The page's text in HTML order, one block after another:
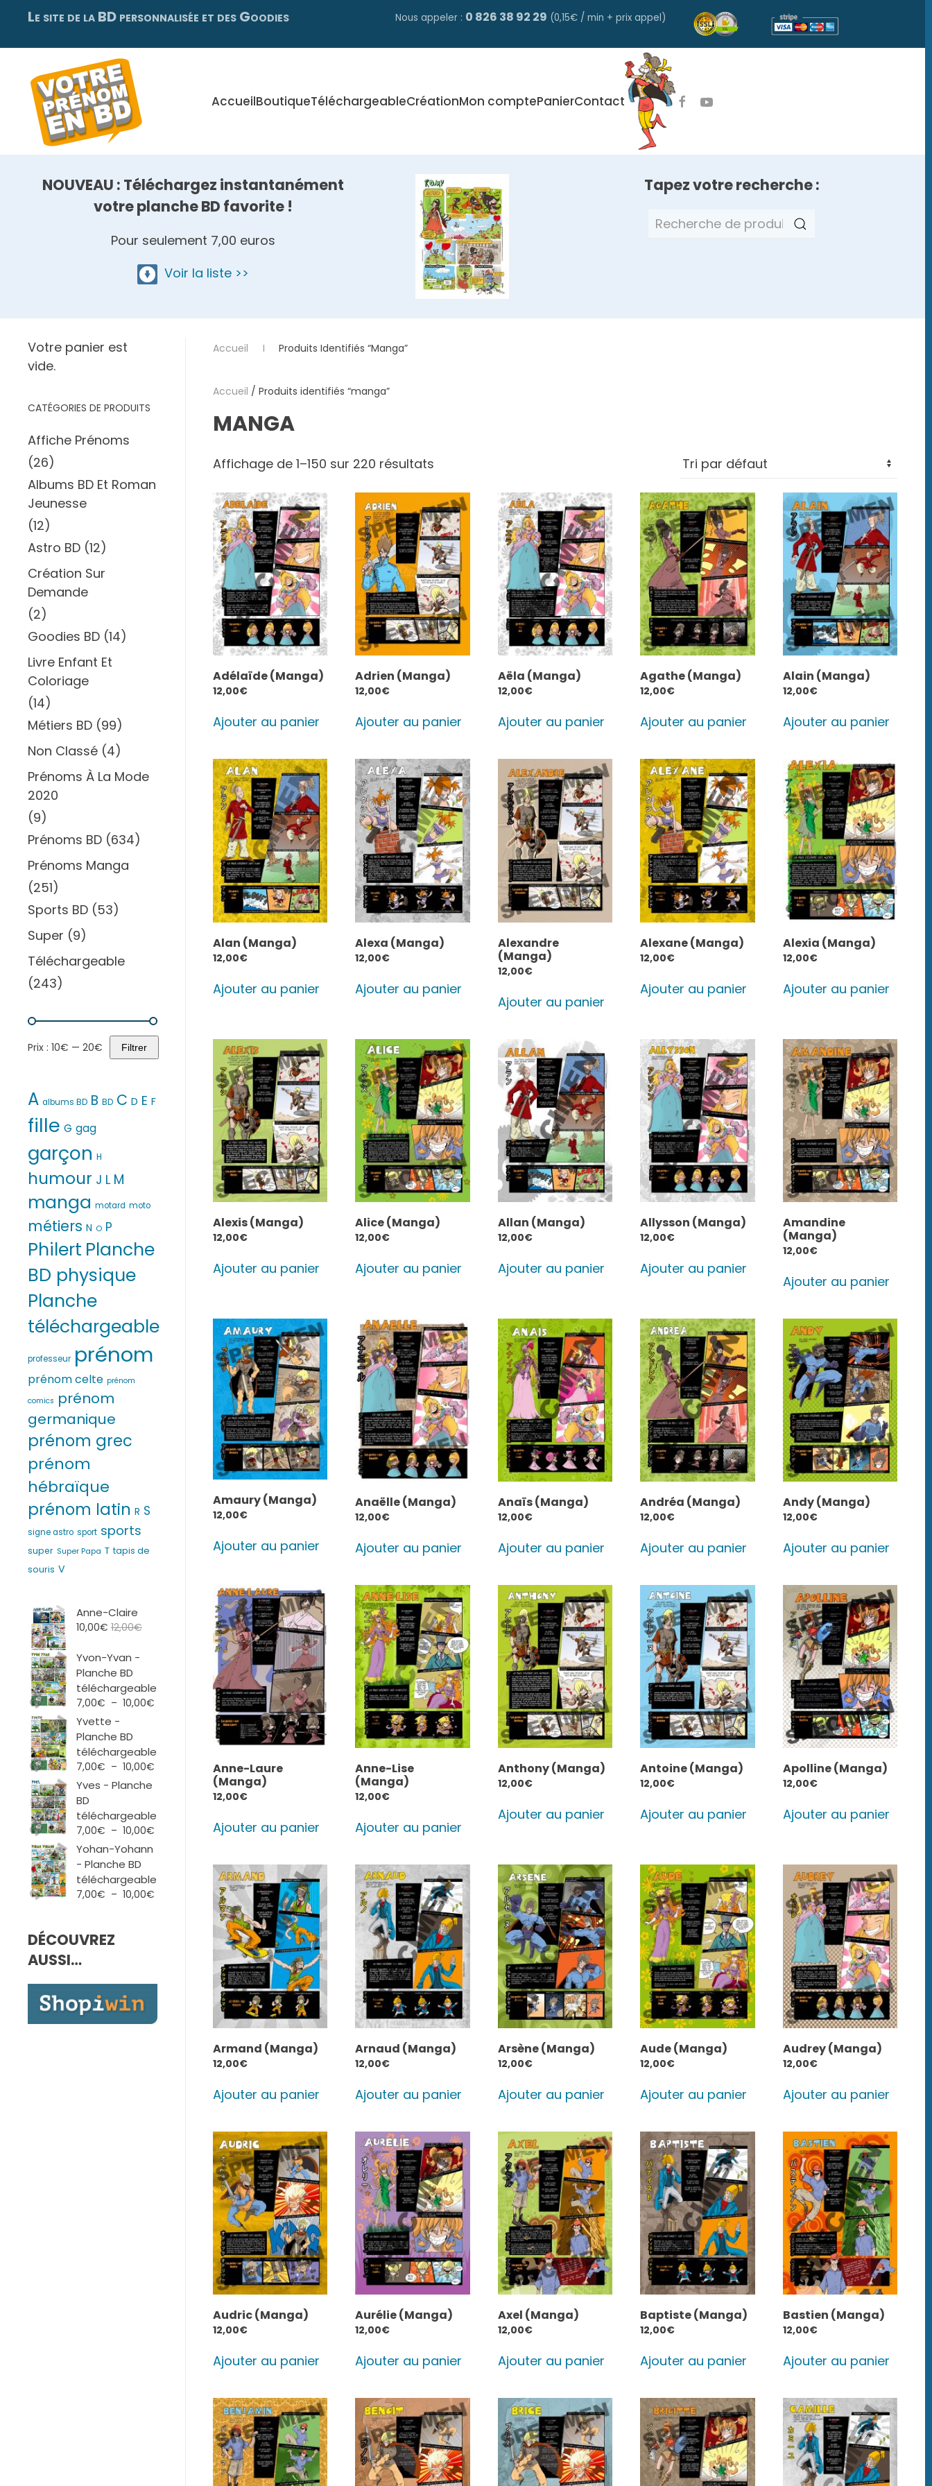
Skip
main
content
Le site de la BD personnalisée et des Goodies Nous appeler : 0 826 38 92 29 (0,15€ / min + prix appel)
AccueilBoutiqueTéléchargeableCréationMon comptePanierContact
NOUVEAU : Téléchargez instantanément
votre planche BD favorite !
Pour seulement 7,00 euros
Voir la liste >>
Tapez votre recherche :
Recherche
Accueil Produits Identifiés “manga”
Accueil / Produits identifiés “manga”
MANGA
Affichage de 1–150 sur 220 résultats
Adélaïde (Manga)
12,00€
Ajouter au panier
Adrien (Manga)
12,00€
Ajouter au panier
Aëla (Manga)
12,00€
Ajouter au panier
Agathe (Manga)
12,00€
Ajouter au panier
Alain (Manga)
12,00€
Ajouter au panier
Alan (Manga)
12,00€
Ajouter au panier
Alexa (Manga)
12,00€
Ajouter au panier
Alexandre
(Manga)
12,00€
Ajouter au panier
Alexane (Manga)
12,00€
Ajouter au panier
Alexia (Manga)
12,00€
Ajouter au panier
Alexis (Manga)
12,00€
Ajouter au panier
Alice (Manga)
12,00€
Ajouter au panier
Allan (Manga)
12,00€
Ajouter au panier
Allysson (Manga)
12,00€
Ajouter au panier
Amandine
(Manga)
12,00€
Ajouter au panier
Amaury (Manga)
12,00€
Ajouter au panier
Anaëlle (Manga)
12,00€
Ajouter au panier
Anaïs (Manga)
12,00€
Ajouter au panier
Andréa (Manga)
12,00€
Ajouter au panier
Andy (Manga)
12,00€
Ajouter au panier
Anne-Laure
(Manga)
12,00€
Ajouter au panier
Anne-Lise
(Manga)
12,00€
Ajouter au panier
Anthony (Manga)
12,00€
Ajouter au panier
Antoine (Manga)
12,00€
Ajouter au panier
Apolline (Manga)
12,00€
Ajouter au panier
Armand (Manga)
12,00€
Ajouter au panier
Arnaud (Manga)
12,00€
Ajouter au panier
Arsène (Manga)
12,00€
Ajouter au panier
Aude (Manga)
12,00€
Ajouter au panier
Audrey (Manga)
12,00€
Ajouter au panier
Audric (Manga)
12,00€
Ajouter au panier
Aurélie (Manga)
12,00€
Ajouter au panier
Axel (Manga)
12,00€
Ajouter au panier
Baptiste (Manga)
12,00€
Ajouter au panier
Bastien (Manga)
12,00€
Ajouter au panier
Votre panier est
vide.
CATÉGORIES DE PRODUITS
Affiche Prénoms
(26)
Albums BD Et Roman
Jeunesse
(12)
Astro BD (12)
Création Sur
Demande
(2)
Goodies BD (14)
Livre Enfant Et
Coloriage
(14)
Métiers BD (99)
Non Classé (4)
Prénoms À La Mode
2020
(9)
Prénoms BD (634)
Prénoms Manga
(251)
Sports BD (53)
Super (9)
Téléchargeable
(243)
Prix
Prix
Filtrer
Prix : 10€ — 20€
A albums BD B BD C D E F
fille G gag
garçon H
humour J L M
manga motard moto
métiers N O P
Philert Planche
BD physique
Planche
téléchargeable
professeur prénom
prénom celte prénom
comics prénom
germanique
prénom grec
prénom
hébraïque
prénom latin R S
signe astro sport sports
super Super Papa T tapis de
souris V
Anne-Claire
10,00€ 12,00€
Yvon-Yvan -
Planche BD
téléchargeable
7,00€ – 10,00€
Yvette -
Planche BD
téléchargeable
7,00€ – 10,00€
Yves - Planche
BD
téléchargeable
7,00€ – 10,00€
Yohan-Yohann
- Planche BD
téléchargeable
7,00€ – 10,00€
DÉCOUVREZ
AUSSI…